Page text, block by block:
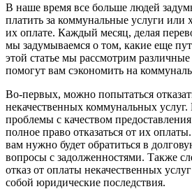
В наше время все больше людей
платить за коммунальные услуги или
их оплате. Каждый месяц, делая
мы задумываемся о том, какие еще
этой статье мы рассмотрим
помогут вам сэкономить на
Во-первых, можно попытаться
некачественных коммунальных услуг.
проблемы с качеством
полное право отказаться от их
вам нужно будет обратиться в
вопросы с задолженностями. Также
отказ от оплаты некачественных
собой юридические последствия.